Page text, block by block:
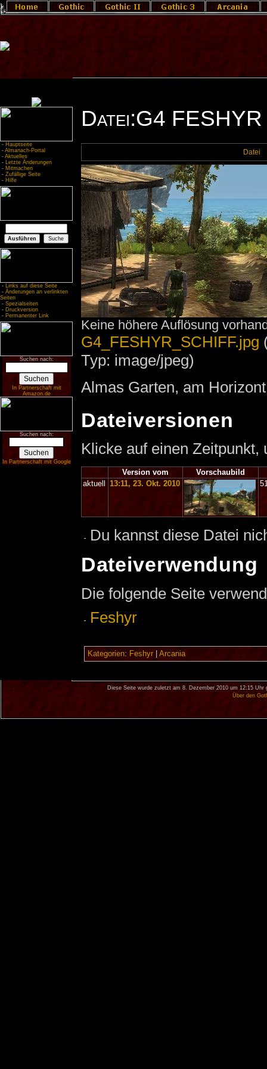
- Hauptseite
- Almanach-Portal
- Aktuelles
- Letzte Änderungen
- Mitmachen
- Zufällige Seite
- Hilfe
- Links auf diese Seite
- Änderungen an verlinkten
Seiten
- Spezialseiten
- Druckversion
- Permanenter Link
Suchen nach:
In Partnerschaft mit
Amazon.de
Suchen nach:
In Partnerschaft mit Google
Datei:G4
Datei
Keine höhere Auflösung
G4_FESHYR_SCHIFF.jpg
Typ: image/jpeg)
Almas Garten, am
Dateiversionen
Klicke auf einen
Version vom
Vorschaubild
aktuell
13:11, 23. Okt. 2010
Du kannst diese Datei
Dateiverwendung
Die folgende Seite
Feshyr
Kategorien: Feshyr| Arcania
Diese Seite wurde zuletzt am 8. Dezember 2010 um 12:15 Uhr
Über den